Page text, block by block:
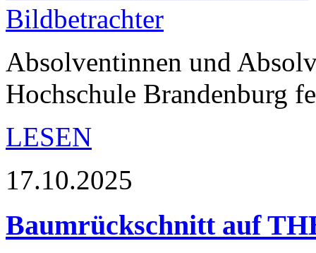
Absolventinnen und
Hochschule Brandenburg
LESEN
17.10.2025
Baumrückschnitt auf